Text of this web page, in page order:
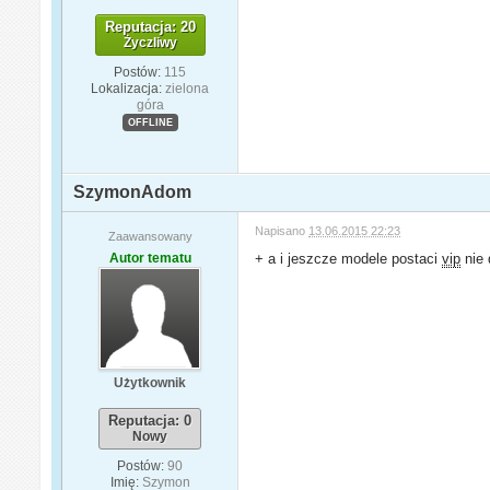
Reputacja: 20
Życzliwy
Postów: 115
Lokalizacja: zielona
góra
OFFLINE
SzymonAdom
Zaawansowany
Autor tematu
Użytkownik
Reputacja: 0
Nowy
Postów: 90
Imię: Szymon
Napisano 13.06.2015 22:23
+ a i jeszcze modele postacivip nie